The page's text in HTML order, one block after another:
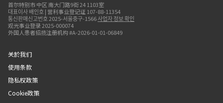
首尔特别市 中区 南大门路9街 24 1103室
대표이사 배인호 | 营利事业登记证 107-88-11354
통신판매신고번호 2025-서울중구-1566사업자 정보 확인
观光事业登录 2025-000074
外国人患者招揽注册机构 #A-2026-01-01-06849
关於我们
使用条款
隐私权政策
Cookie政策